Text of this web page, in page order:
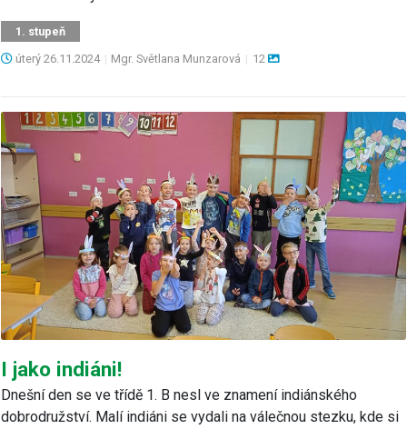
1. stupeň
úterý 26.11.2024 | Mgr. Světlana Munzarová | 12
I jako indiáni!
Dnešní den se ve třídě 1. B nesl ve znamení indiánského
dobrodružství. Malí indiáni se vydali na válečnou stezku, kde si